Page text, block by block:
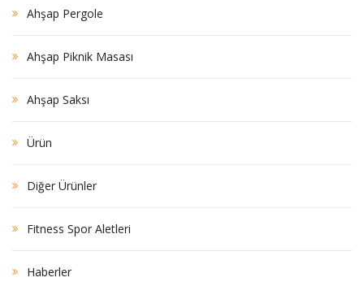
Ahşap Pergole
Ahşap Piknik Masası
Ahşap Saksı
Ürün
Diğer Ürünler
Fitness Spor Aletleri
Haberler